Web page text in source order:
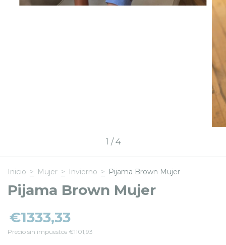
1 /4
Inicio > Mujer > Invierno > Pijama Brown Mujer
Pijama Brown Mujer
€1333,33
Precio sin impuestos €1101,93